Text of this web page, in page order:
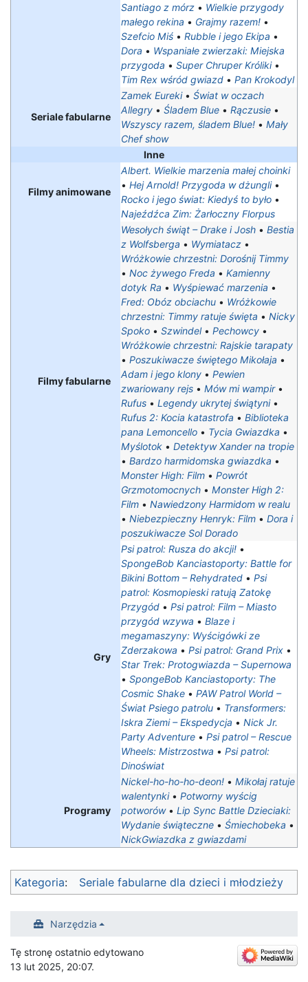
Santiago z mórz • Wielkie przygody
małego rekina • Grajmy razem! •
Szefcio Miś • Rubble i jego Ekipa •
Dora • Wspaniałe zwierzaki: Miejska
przygoda • Super Chruper Króliki•
Tim Rex wśród gwiazd • Pan Krokodyl
Seriale fabularne
Zamek Eureki• Świat w oczach
Allegry • Śladem Blue • Rączusie •
Wszyscy razem, śladem Blue! • Mały
Chef show
Inne
Filmy animowane
Albert. Wielkie marzenia małej choinki
• Hej Arnold! Przygoda w dżungli•
Rocko i jego świat: Kiedyś to było •
Najeźdźca Zim: Żarłoczny Florpus
Filmy fabularne
Wesołych świąt – Drake i Josh • Bestia
z Wolfsberga • Wymiatacz •
Wróżkowie chrzestni: Dorośnij Timmy
• Noc żywego Freda • Kamienny
dotyk Ra • Wyśpiewać marzenia •
Fred: Obóz obciachu • Wróżkowie
chrzestni: Timmy ratuje święta • Nicky
Spoko • Szwindel• Pechowcy •
Wróżkowie chrzestni: Rajskie tarapaty‎
• Poszukiwacze świętego Mikołaja •
Adam i jego klony • Pewien
zwariowany rejs • Mów mi wampir•
Rufus • Legendy ukrytej świątyni•
Rufus 2: Kocia katastrofa • Biblioteka
pana Lemoncello • Tycia Gwiazdka •
Myślotok • Detektyw Xander na tropie
• Bardzo harmidomska gwiazdka •
Monster High: Film • Powrót
Grzmotomocnych • Monster High 2:
Film • Nawiedzony Harmidom w realu
• Niebezpieczny Henryk: Film • Dora i
poszukiwacze Sol Dorado
Gry
Psi patrol: Rusza do akcji! •
SpongeBob Kanciastoporty: Battle for
Bikini Bottom – Rehydrated • Psi
patrol: Kosmopieski ratują Zatokę
Przygód • Psi patrol: Film – Miasto
przygód wzywa • Blaze i
megamaszyny: Wyścigówki ze
Zderzakowa • Psi patrol: Grand Prix •
Star Trek: Protogwiazda – Supernowa
• SpongeBob Kanciastoporty: The
Cosmic Shake • PAW Patrol World –
Świat Psiego patrolu • Transformers:
Iskra Ziemi – Ekspedycja • Nick Jr.
Party Adventure • Psi patrol – Rescue
Wheels: Mistrzostwa‎ • Psi patrol:
Dinoświat
Programy
Nickel-ho-ho-ho-deon! • Mikołaj ratuje
walentynki• Potworny wyścig
potworów• Lip Sync Battle Dzieciaki:
Wydanie świąteczne • Śmiechobeka •
NickGwiazdka z gwiazdami
Kategoria: Seriale fabularne dla dzieci i młodzieży
Narzędzia
Tę stronę ostatnio edytowano
13 lut 2025, 20:07.